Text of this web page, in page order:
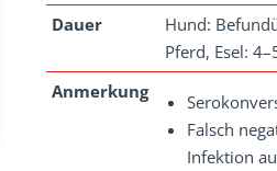
Dauer
Hund:
Pferd, Esel:
Anmerkung
Falsch
Infektion